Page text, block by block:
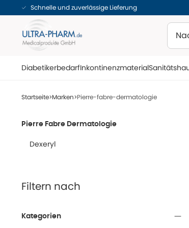
Schnelle und zuverlässige Lieferung
DiabetikerbedarfInkontinenzmaterial
Startseite Marken Pierre-fabre-dermatologie
Pierre Fabre Dermatologie
Dexeryl
Filtern nach
Kategorien